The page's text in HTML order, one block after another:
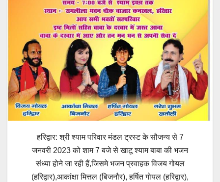
हरिद्वार: श्री श्याम परिवार मंडल ट्रस्ट के सौजन्य से 7
जनवरी 2023 को शाम 7 बजे से खाटू श्याम बाबा की भजन
संध्या होने जा रही हैं,जिसमे भजन प्रवाहक विजय गोयल
(हरिद्वार),आकांक्षा मित्तल (बिजनौर), हर्षित गोयल (हरिद्वार),